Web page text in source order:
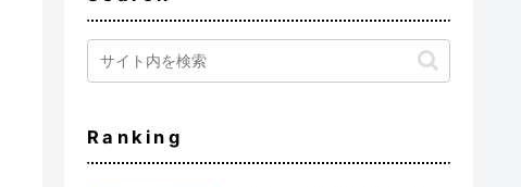
Ranking